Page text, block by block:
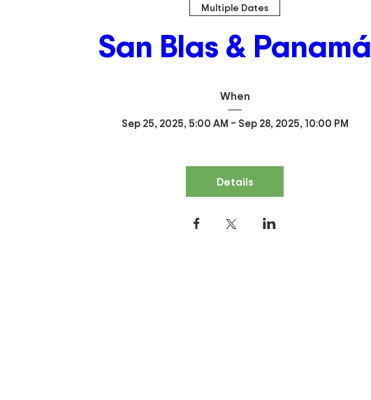
Multiple Dates
San Blas & Panamá
When
Sep 25, 2025, 5:00 AM – Sep 28, 2025, 10:00 PM
Details